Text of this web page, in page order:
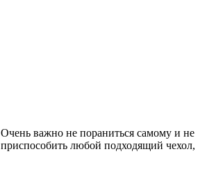
важно не пораниться самому и не
любой подходящий чехол,